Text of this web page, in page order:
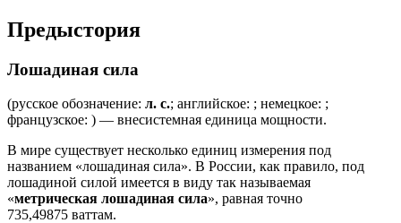
Предыстория
Лошадиная сила
(русское обозначение: л. с.; английское: ; немецкое: ;
французское: ) — внесистемная единица мощности.
В мире существует несколько единиц измерения под
названием «лошадиная сила». В России, как правило, под
лошадиной силой имеется в виду так называемая
«метрическая лошадиная сила», равная точно
735,49875 ваттам.